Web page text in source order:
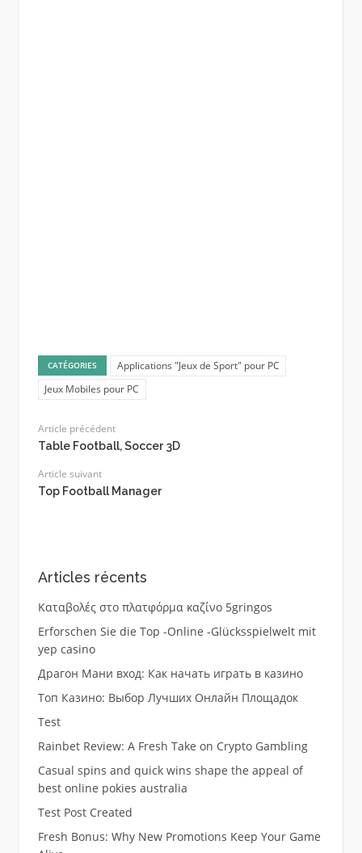
CATÉGORIES
Applications "Jeux de Sport" pour PC
Jeux Mobiles pour PC
Article précédent
Table Football, Soccer 3D
Article suivant
Top Football Manager
Articles récents
Καταβολές στο πλατφόρμα καζίνο 5gringos
Erforschen Sie die Top -Online -Glücksspielwelt mit
yep casino
Драгон Мани вход: Как начать играть в казино
Топ Казино: Выбор Лучших Онлайн Площадок
Test
Rainbet Review: A Fresh Take on Crypto Gambling
Casual spins and quick wins shape the appeal of
best online pokies australia
Test Post Created
Fresh Bonus: Why New Promotions Keep Your Game